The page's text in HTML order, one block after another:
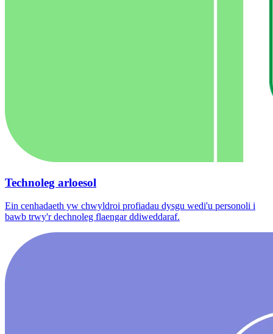
Technoleg arloesol
Ein cenhadaeth yw chwyldroi profiadau dysgu wedi'u personoli i
bawb trwy'r dechnoleg flaengar ddiweddaraf.